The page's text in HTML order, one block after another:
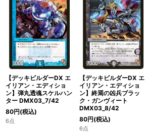
【デッキビルダーDX エ
イリアン・エディショ
ン】弾丸透魂スケルハン
ター DMX03_7/42
80円(税込)
6点
【デッキビルダーDX エ
イリアン・エディショ
ン】終焉の凶兵ブラッ
ク・ガンヴィート
DMX03_8/42
80円(税込)
6点